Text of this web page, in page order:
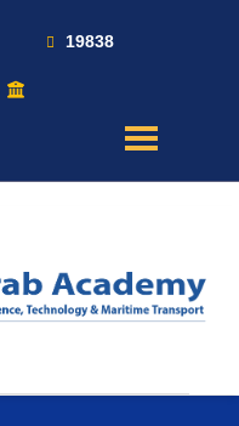
19838
عن
الأكاديمية